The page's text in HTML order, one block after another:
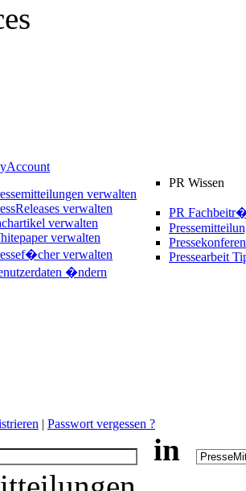
verwalten
verwalten
verwalten
verwalten
verwalten
�ndern
PR Wissen
PR
Pressearbeit
| Passwort vergessen ?
in